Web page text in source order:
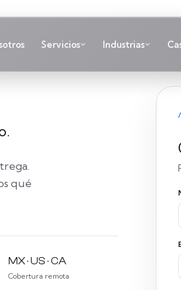
Servicios Industrias
qué
MX · US · CA
Cobertura remota